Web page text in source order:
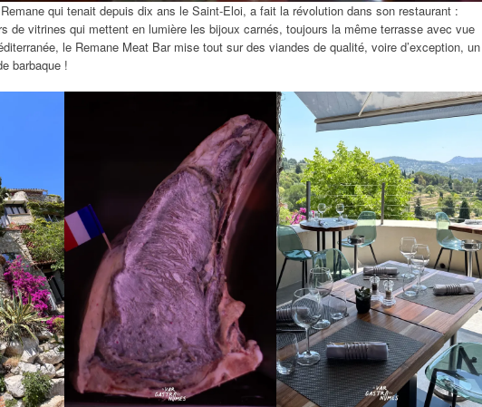
qui tenait depuis dix ans le Saint-Eloi, a fait la révolution dans son restaurant :
de vitrines qui mettent en lumière les bijoux carnés, toujours la même terrasse avec vue
le Remane Meat Bar mise tout sur des viandes de qualité, voire d’exception, un
barbaque !